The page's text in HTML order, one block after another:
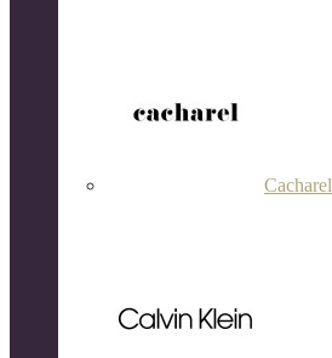
Cacharel